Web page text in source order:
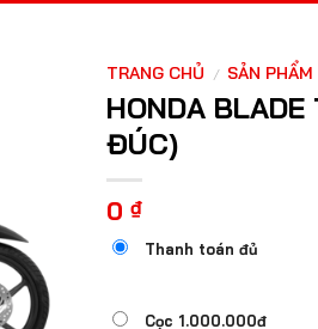
TRANG CHỦ / SẢN PHẨM
HONDA
ĐÚC)
0 ₫
Thanh toán đủ
Cọc 1.000.000đ